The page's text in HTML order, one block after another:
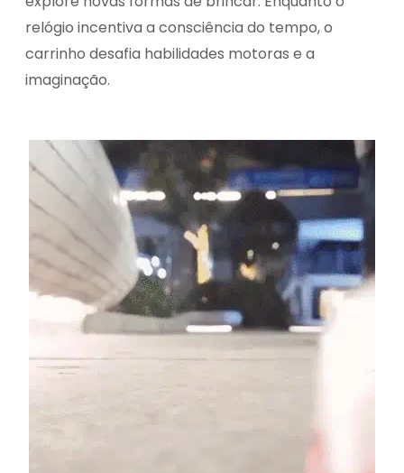
relógio incentiva a consciência do tempo, o
carrinho desafia habilidades motoras e a
imaginação.